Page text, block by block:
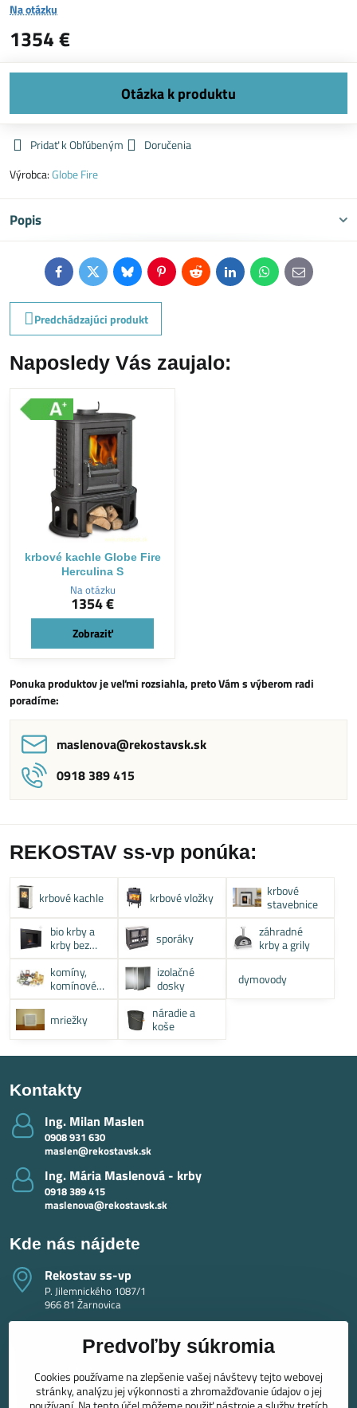
Na otázku
1354 €
Pridať k Obľúbeným
Doručenia
Výrobca:Globe Fire
Popis
FacebookTwitterBlueskyPinterestReddit LinkedInWhatsApp
E-
mail
Predchádzajúci produkt
Naposledy Vás zaujalo:
krbové kachle Globe Fire
Herculina S
Na otázku
1354 €
Zobraziť
Ponuka produktov je veľmi rozsiahla, preto Vám s výberom radi
poradíme:
maslenova​@rekostavsk​.sk
0918 389 415
REKOSTAV ss-vp ponúka:
krbové kachle krbové vložky
krbové
stavebnice
bio krby a
krby bez
komína
sporáky
záhradné
krby a grily
komíny,
komínové
systémy
izolačné
dosky
dymovody
mriežky
náradie a
koše
Kontakty
Ing​. Milan Maslen
0908 931 630
maslen@rekostavsk.sk
Ing​. Mária Maslenová - krby
0918 389 415
maslenova@rekostavsk.sk
Kde nás nájdete
Rekostav ss-vp
P. Jilemnického 1087/1
966 81 Žarnovica
Predvoľby súkromia
Cookies používame na zlepšenie vašej návštevy tejto webovej
stránky, analýzu jej výkonnosti a zhromažďovanie údajov o jej